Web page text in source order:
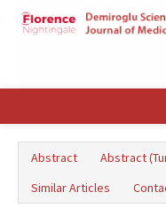
Abstract Abstract
Similar Articles